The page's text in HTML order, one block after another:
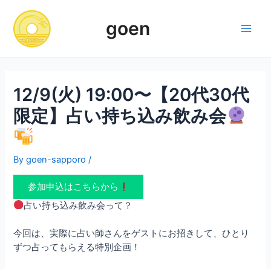
content
goen
12/9(火) 19:00〜【20代30代
限定】占い持ち込み飲み会
Bygoen-sapporo/
参加申込はこちらから
占い持ち込み飲み会って？
今回は、実際に占い師さんをゲストにお招きして、ひとり
ずつ占ってもらえる特別企画！